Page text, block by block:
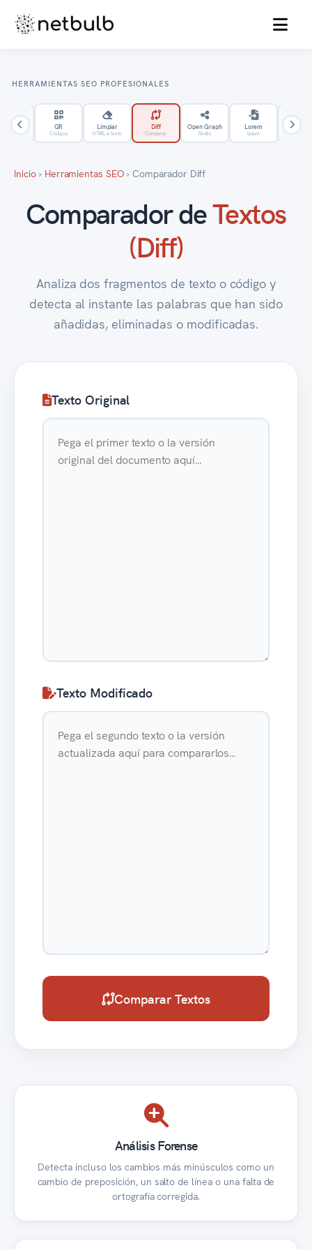
MENU
HERRAMIENTAS SEO PROFESIONALES
Iconos
QR
Códigos
Limpiar
HTML a texto
Diff
Comparar
Open Graph
Redes
Lorem
Ipsum
Inicio› Herramientas SEO › Comparador Diff
Comparador deTextos
(Diff)
Analiza dos fragmentos de texto o código y
detecta al instante las palabras que han sido
añadidas, eliminadas o modificadas.
Texto Original
Texto Modificado
Comparar Textos
Análisis Forense
Detecta incluso los cambios más minúsculos como un
cambio de preposición, un salto de línea o una falta de
ortografía corregida.